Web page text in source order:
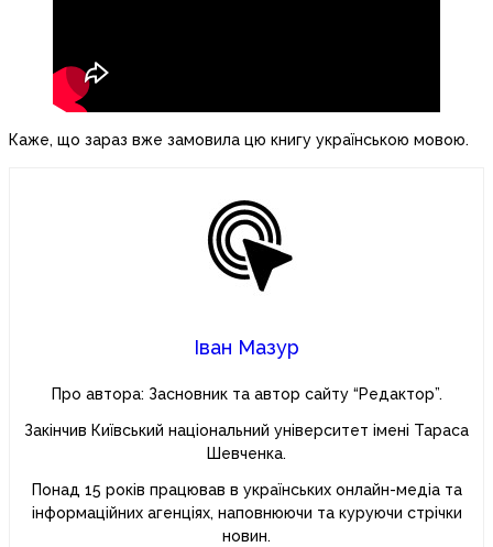
Каже, що зараз вже замовила цю книгу українською мовою.
Іван Мазур
Про автора: Засновник та автор сайту “Редактор”.
Закінчив Київський національний університет імені Тараса
Шевченка.
Понад 15 років працював в українських онлайн-медіа та
інформаційних агенціях, наповнюючи та куруючи стрічки
новин.